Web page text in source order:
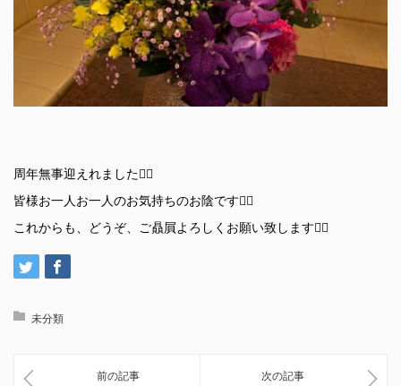
周年無事迎えれました🙇‍♀️
皆様お一人お一人のお気持ちのお陰です🙇‍♀️
これからも、どうぞ、ご贔屓よろしくお願い致します🙇‍♀️
未分類
前の記事 次の記事